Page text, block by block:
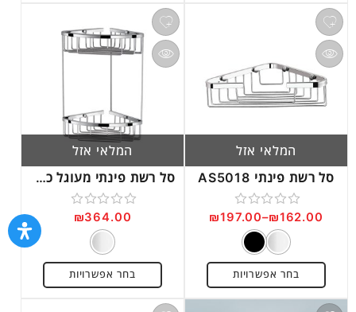
המלאי אזל
סל רשת פינתי AS5018
דורג
מתוך
5
₪162.00
–
₪197.00
בחר אפשרויות
המלאי אזל
סל רשת פינתי מעוגל כפול AS5036
דורג
5
₪364.00
בחר אפשרויות